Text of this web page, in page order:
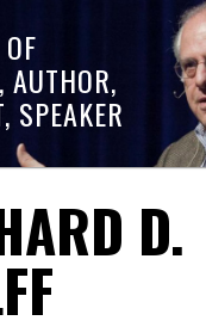
AUTHOR,
SPEAKER
D.